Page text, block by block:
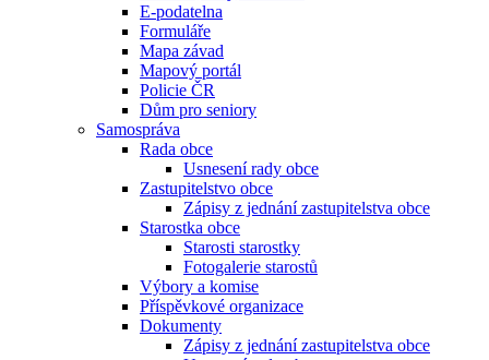
E-podatelna
Formuláře
Mapa závad
Mapový portál
Policie ČR
Dům pro seniory
Samospráva
Rada obce
Usnesení rady obce
Zastupitelstvo obce
Zápisy z jednání zastupitelstva obce
Starostka obce
Starosti starostky
Fotogalerie starostů
Výbory a komise
Příspěvkové organizace
Dokumenty
Zápisy z jednání zastupitelstva obce